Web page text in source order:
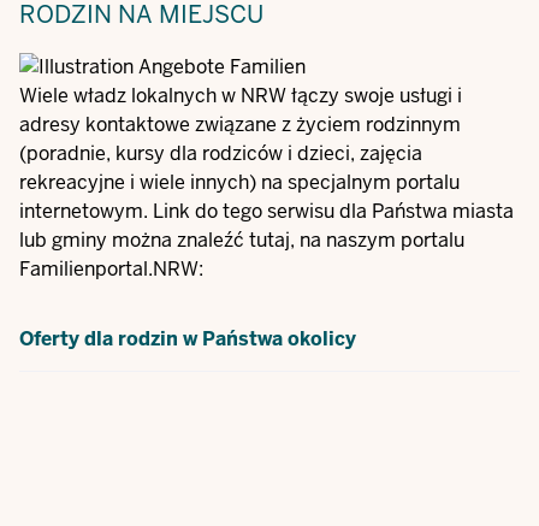
RODZIN NA MIEJSCU
Wiele władz lokalnych w NRW łączy swoje usługi i
adresy kontaktowe związane z życiem rodzinnym
(poradnie, kursy dla rodziców i dzieci, zajęcia
rekreacyjne i wiele innych) na specjalnym portalu
internetowym. Link do tego serwisu dla Państwa miasta
lub gminy można znaleźć tutaj, na naszym portalu
Familienportal.NRW:
Oferty dla rodzin w Państwa okolicy